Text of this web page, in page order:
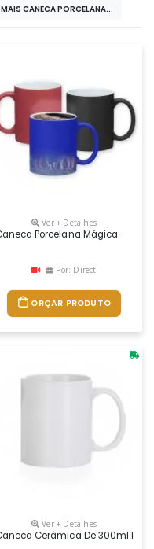
MAIS CANECA PORCELANA...
Ver + Detalhes
Porcelana Mágica
Por: Direct
ORÇAR PRODUTO
Gravação Da Logomarca
Ver + Detalhes
Cerâmica De 300ml